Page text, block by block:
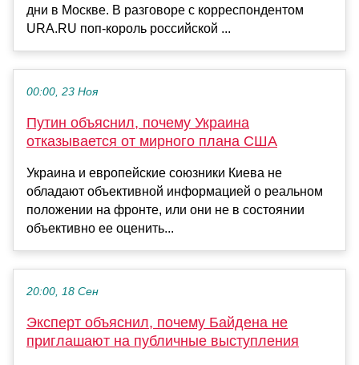
дни в Москве. В разговоре с корреспондентом
URA.RU поп-король российской ...
00:00, 23 Ноя
Путин объяснил, почему Украина
отказывается от мирного плана США
Украина и европейские союзники Киева не
обладают объективной информацией о реальном
положении на фронте, или они не в состоянии
объективно ее оценить...
20:00, 18 Сен
Эксперт объяснил, почему Байдена не
приглашают на публичные выступления